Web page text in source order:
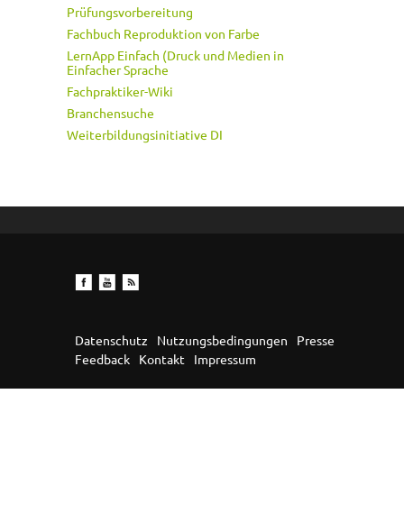
Prüfungsvorbereitung
Fachbuch Reproduktion von Farbe
LernApp Einfach (Druck und Medien in
Einfacher Sprache
Fachpraktiker-Wiki
Branchensuche
Weiterbildungsinitiative DI
Datenschutz Nutzungsbedingungen
Presse
Feedback
Kontakt Impressum